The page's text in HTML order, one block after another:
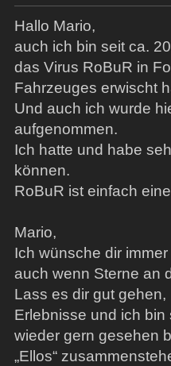
Hallo Mario,
auch ich bin seit ca.
das Virus RoBuR in
Fahrzeuges erwischt
Und auch ich wurde
aufgenommen.
Ich hatte und habe
können.
RoBuR ist einfach
Mario,
Ich wünsche dir
auch wenn Sterne an
Lass es dir gut
Erlebnisse und ich
wieder gern gesehen
„Ellos“